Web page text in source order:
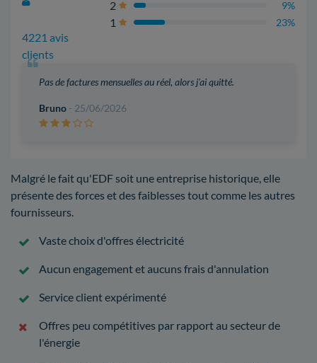
4221 avis
clients
2 9%
1 23%
Pas de factures mensuelles au réel, alors j'ai quitté.
Bruno - 25/06/2026
Malgré le fait qu'EDF soit une entreprise historique, elle
présente des forces et des faiblesses tout comme les autres
fournisseurs.
Vaste choix d'offres électricité
Aucun engagement et aucuns frais d'annulation
Service client expérimenté
Offres peu compétitives par rapport au secteur de
l'énergie